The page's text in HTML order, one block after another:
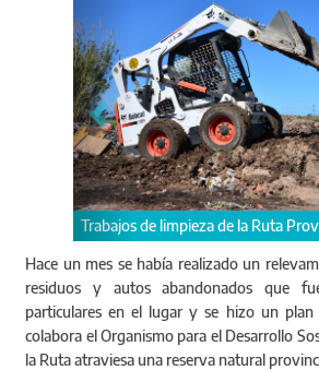
limpieza de la Ruta Provincial 19.
Hace un mes se había realizado un
residuos y autos abandonados que
particulares en el lugar y se hizo un
colabora el Organismo para el Desarrollo
la Ruta atraviesa una reserva natural